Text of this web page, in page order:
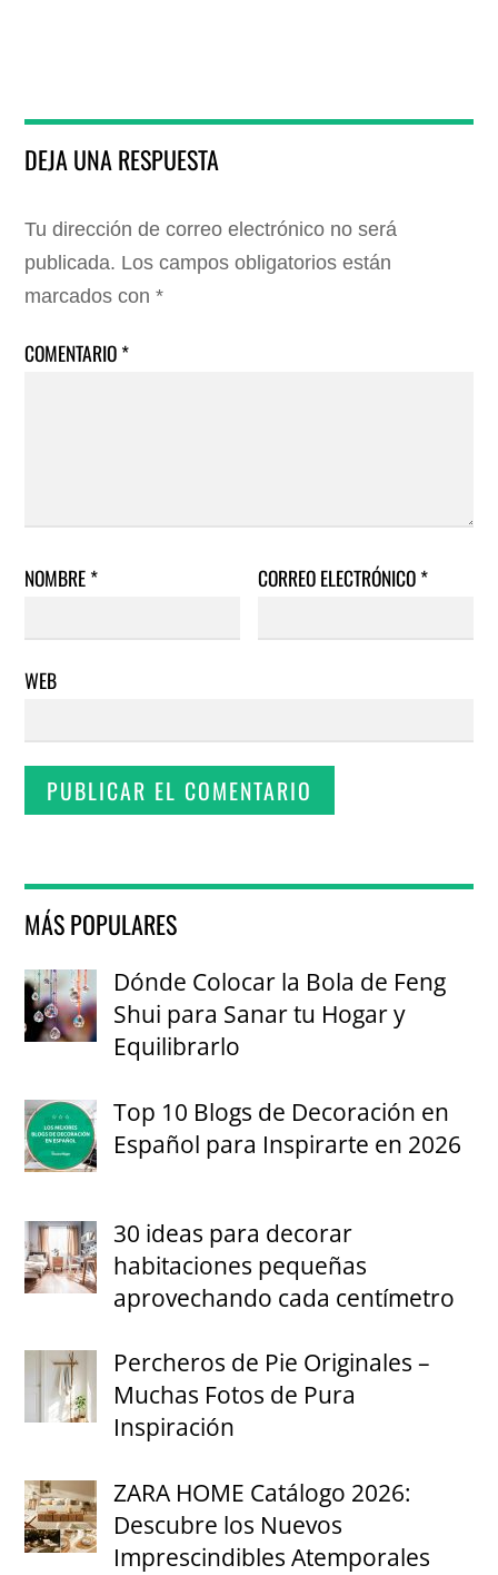
DEJA UNA RESPUESTA
Tu dirección de correo electrónico no será
publicada. Los campos obligatorios están
marcados con*
COMENTARIO*
NOMBRE* CORREO ELECTRÓNICO*
WEB
MÁS POPULARES
Dónde Colocar la Bola de Feng
Shui para Sanar tu Hogar y
Equilibrarlo
Top 10 Blogs de Decoración en
Español para Inspirarte en 2026
30 ideas para decorar
habitaciones pequeñas
aprovechando cada centímetro
Percheros de Pie Originales –
Muchas Fotos de Pura
Inspiración
ZARA HOME Catálogo 2026:
Descubre los Nuevos
Imprescindibles Atemporales